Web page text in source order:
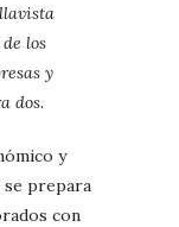
los
y
dos.
y
se prepara
con